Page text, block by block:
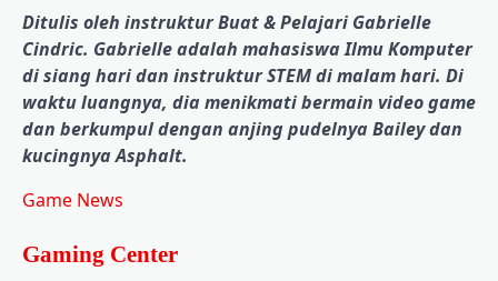
Ditulis oleh instruktur Buat & Pelajari Gabrielle
Cindric. Gabrielle adalah mahasiswa Ilmu Komputer
di siang hari dan instruktur STEM di malam hari. Di
waktu luangnya, dia menikmati bermain video game
dan berkumpul dengan anjing pudelnya Bailey dan
kucingnya Asphalt.
Game News
Gaming Center